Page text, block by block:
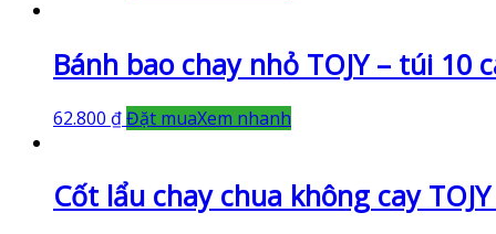
Bánh bao chay nhỏ TOJY – túi 10
62.800 ₫Đặt muaXem nhanh
Cốt lẩu chay chua không cay